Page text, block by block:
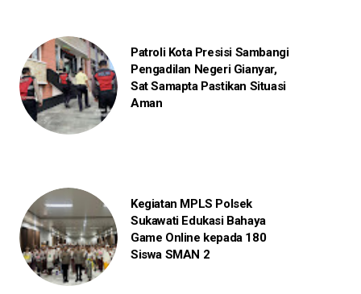
Patroli Kota Presisi Sambangi
Pengadilan Negeri Gianyar,
Sat Samapta Pastikan Situasi
Aman
Kegiatan MPLS Polsek
Sukawati Edukasi Bahaya
Game Online kepada 180
Siswa SMAN 2